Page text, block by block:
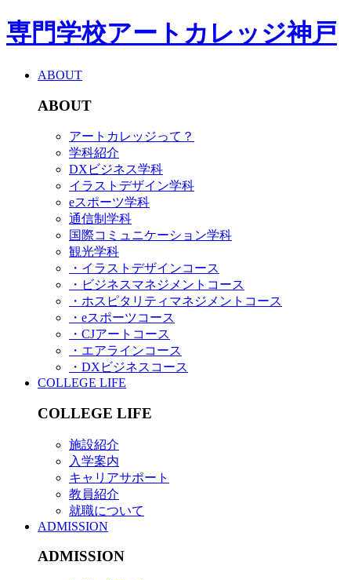
専門学校アートカレッジ神戸
ABOUT
ABOUT
アートカレッジって？
学科紹介
DXビジネス学科
イラストデザイン学科
eスポーツ学科
通信制学科
国際コミュニケーション学科
観光学科
・イラストデザインコース
・ビジネスマネジメントコース
・ホスピタリティマネジメントコース
・eスポーツコース
・CJアートコース
・エアラインコース
・DXビジネスコース
COLLEGE LIFE
COLLEGE LIFE
施設紹介
入学案内
キャリアサポート
教員紹介
就職について
ADMISSION
ADMISSION